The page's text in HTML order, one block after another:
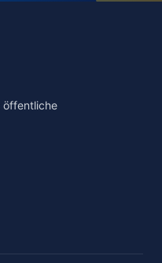
öffentliche